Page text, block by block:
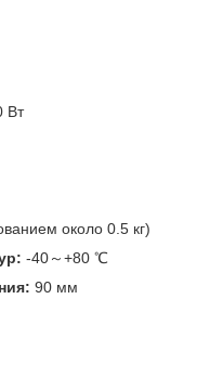
Вт
около 0.5 кг)
-40～+80 ℃
90 мм